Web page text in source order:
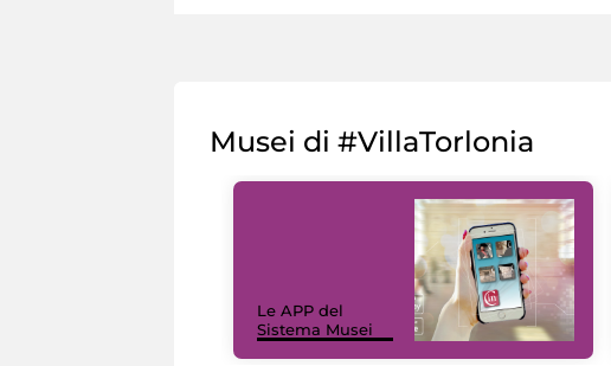
Musei di #VillaTorlonia
Le APP del
Sistema Musei